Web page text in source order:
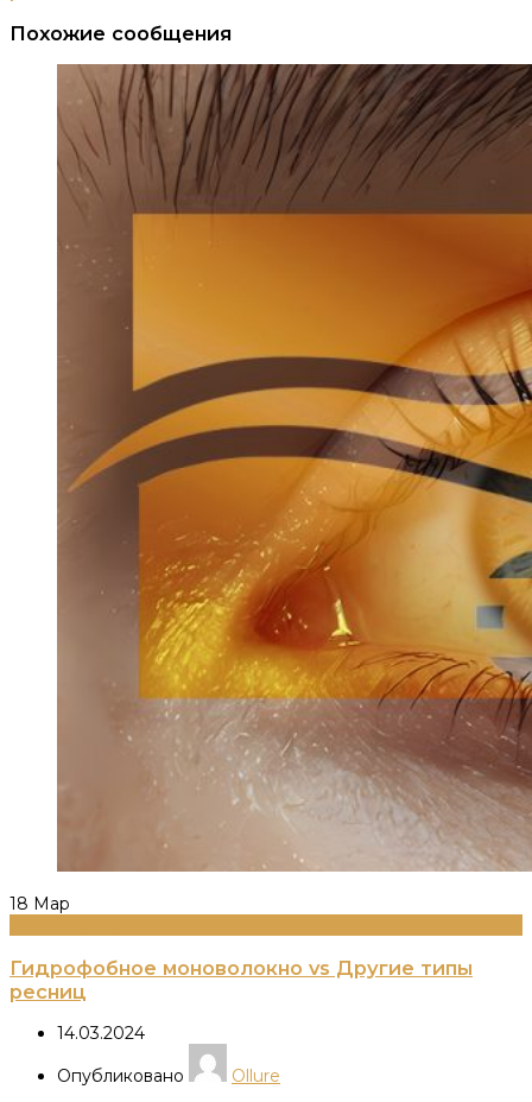
Похожие сообщения
18 Мар
Гидрофобное моноволокно vs Другие типы
ресниц
14.03.2024
Опубликовано
Ollure